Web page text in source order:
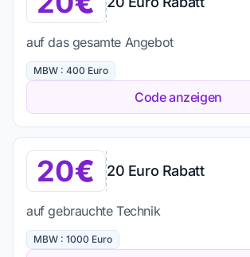
auf das gesamte Angebot
MBW : 400 Euro
Code anzeigen
20 20 Euro Rabatt
auf gebrauchte Technik
MBW : 1000 Euro